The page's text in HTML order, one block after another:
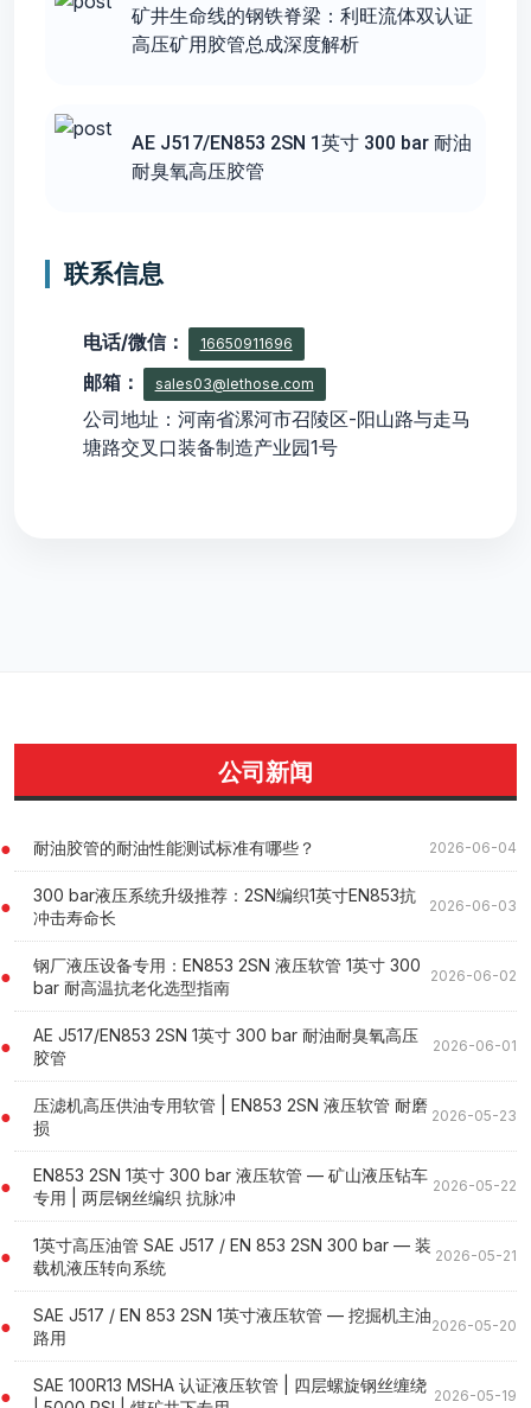
矿井生命线的钢铁脊梁：利旺流体双认证
高压矿用胶管总成深度解析
AE J517/EN853 2SN 1英寸 300 bar 耐油
耐臭氧高压胶管
联系信息
电话/微信： 16650911696
邮箱： sales03@lethose.com
公司地址：河南省漯河市召陵区-阳山路与走马
塘路交叉口装备制造产业园1号
公司新闻
耐油胶管的耐油性能测试标准有哪些？ 2026-06-04
300 bar液压系统升级推荐：2SN编织1英寸EN853抗
冲击寿命长
2026-06-03
钢厂液压设备专用：EN853 2SN 液压软管 1英寸 300
bar 耐高温抗老化选型指南
2026-06-02
AE J517/EN853 2SN 1英寸 300 bar 耐油耐臭氧高压
胶管
2026-06-01
压滤机高压供油专用软管 | EN853 2SN 液压软管 耐磨
损
2026-05-23
EN853 2SN 1英寸 300 bar 液压软管 — 矿山液压钻车
专用 | 两层钢丝编织 抗脉冲
2026-05-22
1英寸高压油管 SAE J517 / EN 853 2SN 300 bar — 装
载机液压转向系统
2026-05-21
SAE J517 / EN 853 2SN 1英寸液压软管 — 挖掘机主油
路用
2026-05-20
SAE 100R13 MSHA 认证液压软管 | 四层螺旋钢丝缠绕
2026-05-19